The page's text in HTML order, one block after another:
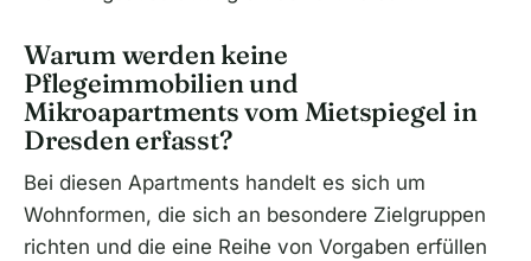
Warum werden keine
Pflegeimmobilien und
Mikroapartments vom Mietspiegel in
Dresden erfasst?
Bei diesen Apartments handelt es sich um
Wohnformen, die sich an besondere Zielgruppen
richten und die eine Reihe von Vorgaben erfüllen